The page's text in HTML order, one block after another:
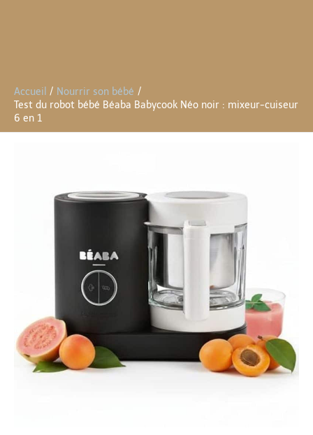
Accueil
Nourrir son bébé
Test du robot bébé Béaba Babycook Néo noir : mixeur-cuiseur
6 en 1